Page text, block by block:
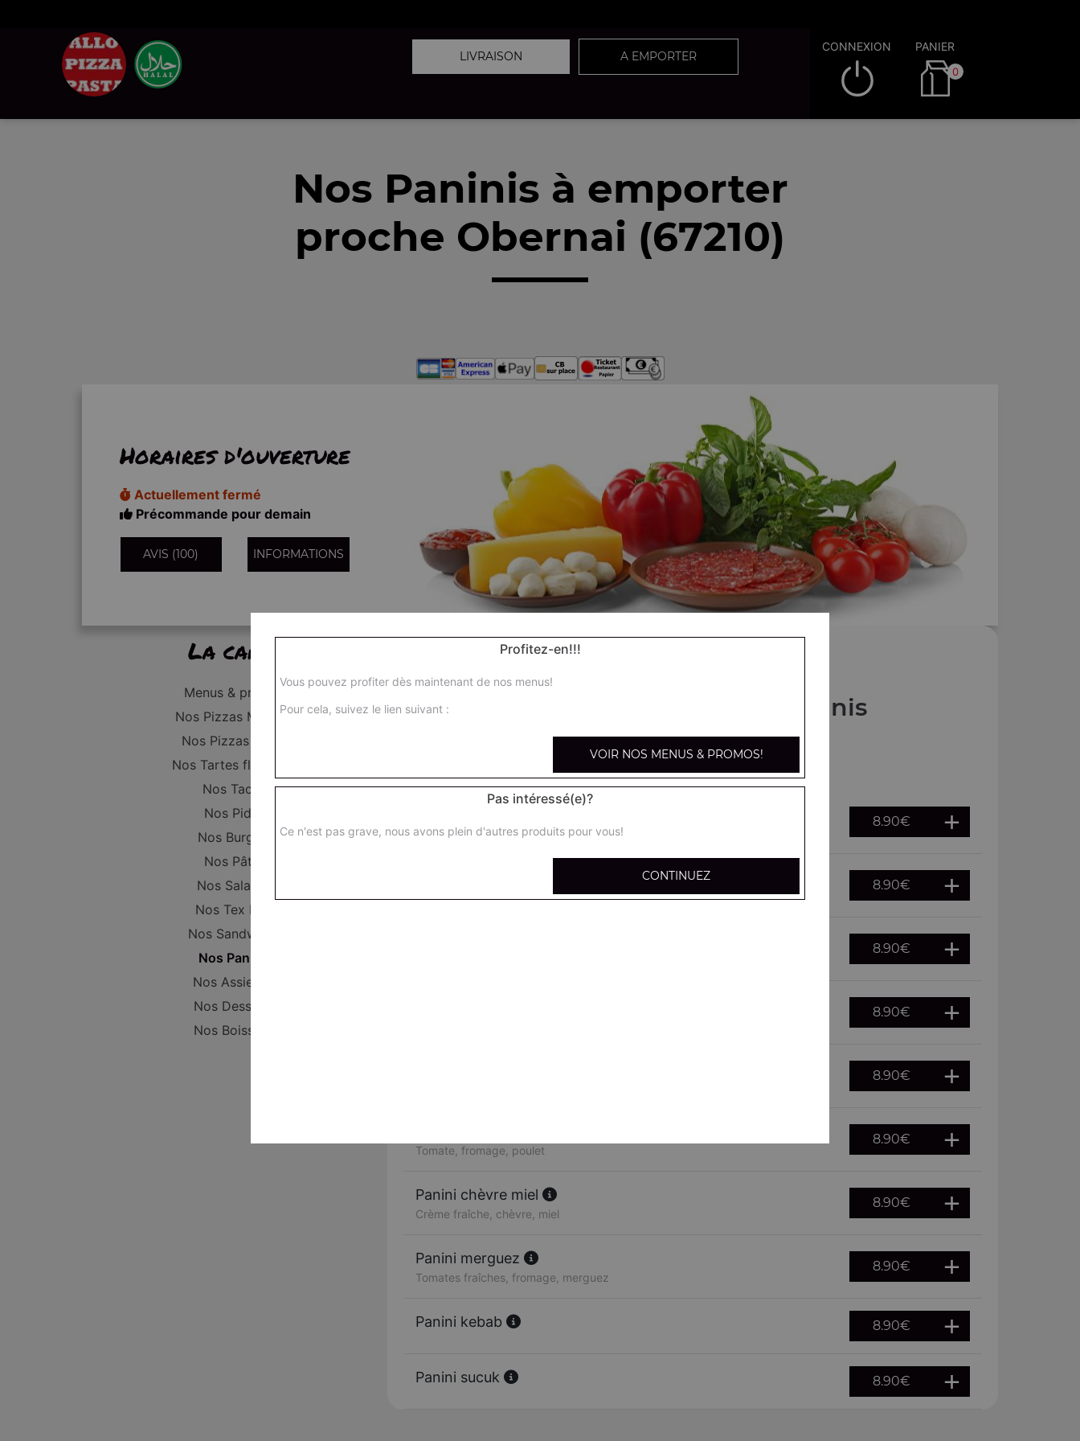
LIVRAISON A EMPORTER
CONNEXION PANIER
0
Nos Paninis à emporter
proche Obernai (67210)
Horaires d'ouverture
Actuellement fermé
Précommande pour demain
AVIS (100) INFORMATIONS
La carte
Menus & promos
Nos Pizzas Médium
Nos Pizzas Large
Nos Tartes flambées
Nos Tacos
Nos Pides
Nos Burgers
Nos Pâtes
Nos Salades
Nos Tex Mex
Nos Sandwichs
Nos Paninis
Nos Assiettes
Nos Desserts
Nos Boissons
Nos Paninis
Tomate, fromage, viande hachée
8.90€
Tomate, fromage, saumon fumé
8.90€
8.90€
8.90€
8.90€
Tomate, fromage, poulet
8.90€
Panini chèvre miel
Crème fraîche, chèvre, miel
8.90€
Panini merguez
Tomates fraîches, fromage, merguez
8.90€
Panini kebab 8.90€
Panini sucuk 8.90€
Profitez-en!!!
Vous pouvez profiter dès maintenant de nos menus!
Pour cela, suivez le lien suivant :
VOIR NOS MENUS & PROMOS!
Pas intéressé(e)?
Ce n'est pas grave, nous avons plein d'autres produits pour vous!
CONTINUEZ